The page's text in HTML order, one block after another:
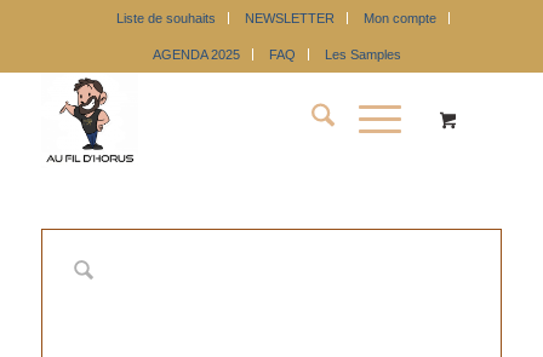
Liste de souhaits NEWSLETTER Mon compte
AGENDA 2025 FAQ Les Samples